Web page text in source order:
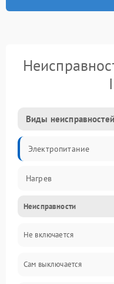
Виды неисправностей
Электропитание
Нагрев
Неисправности
Не включается
Сам выключается